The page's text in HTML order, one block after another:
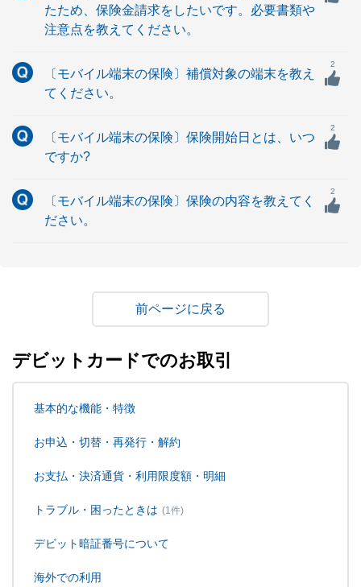
たため、保険金請求をしたいです。必要書類や
注意点を教えてください。
〔モバイル端末の保険〕補償対象の端末を教え
てください。
2
〔モバイル端末の保険〕保険開始日とは、いつ
ですか?
2
〔モバイル端末の保険〕保険の内容を教えてく
ださい。
2
戻る
デビットカードでのお取引
基本的な機能・特徴
お申込・切替・再発行・解約
お支払・決済通貨・利用限度額・明細
トラブル・困ったときは (1件)
デビット暗証番号について
海外での利用